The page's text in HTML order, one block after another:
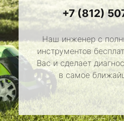
+7 (812)
Наш инженер с
инструментов
Вас и сделает
в самое